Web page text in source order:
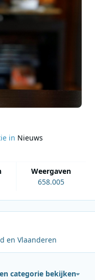
in Nieuws
weergaven
658.005
en Vlaanderen
categorie bekijken